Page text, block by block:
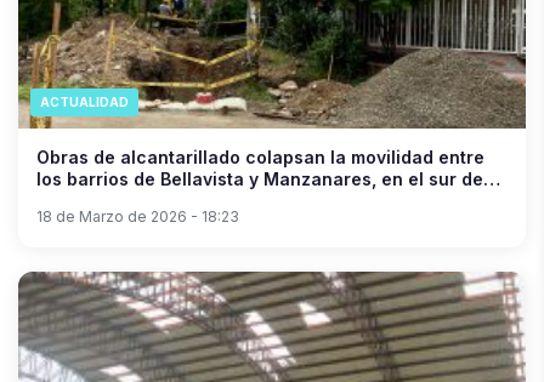
ACTUALIDAD
Obras de alcantarillado colapsan la movilidad entre
los barrios de Bellavista y Manzanares, en el sur de
18 de Marzo de 2026 - 18:23